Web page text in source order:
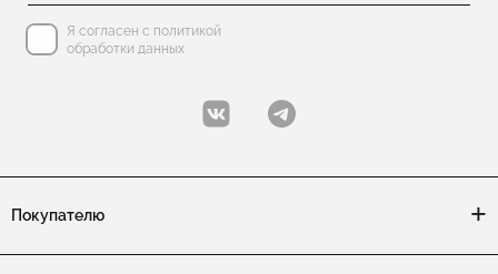
Я согласен с политикой
обработки данных
Покупателю